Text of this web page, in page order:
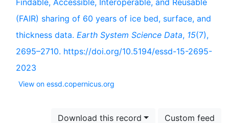
Findable, Accessible, Interoperable, and Reusable
(FAIR) sharing of 60 years of ice bed, surface, and
thickness data. Earth System Science Data, 15(7),
2695–2710. https://doi.org/10.5194/essd-15-2695-
2023
View on essd.copernicus.org
Download this record Custom feed